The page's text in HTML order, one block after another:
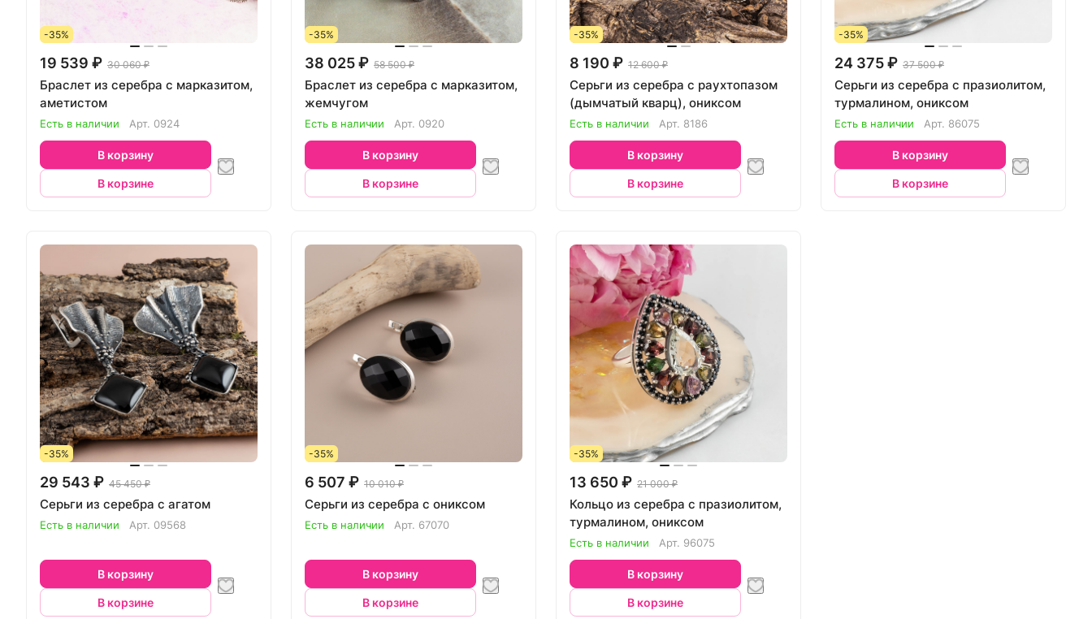
-35%
19 539 ₽ 30 060 ₽
Браслет из серебра с марказитом,
аметистом
Есть в наличии Арт. 0924
В корзину
В корзине
-35%
38 025 ₽ 58 500 ₽
Браслет из серебра с марказитом,
жемчугом
Есть в наличии Арт. 0920
В корзину
В корзине
-35%
8 190 ₽ 12 600 ₽
Серьги из серебра с раухтопазом
(дымчатый кварц), ониксом
Есть в наличии Арт. 8186
В корзину
В корзине
-35%
24 375 ₽ 37 500 ₽
Серьги из серебра с празиолитом,
турмалином, ониксом
Есть в наличии Арт. 86075
В корзину
В корзине
-35%
29 543 ₽ 45 450 ₽
Серьги из серебра с агатом
Есть в наличии Арт. 09568
В корзину
В корзине
-35%
6 507 ₽ 10 010 ₽
Серьги из серебра с ониксом
Есть в наличии Арт. 67070
В корзину
В корзине
-35%
13 650 ₽ 21 000 ₽
Кольцо из серебра с празиолитом,
турмалином, ониксом
Есть в наличии Арт. 96075
В корзину
В корзине